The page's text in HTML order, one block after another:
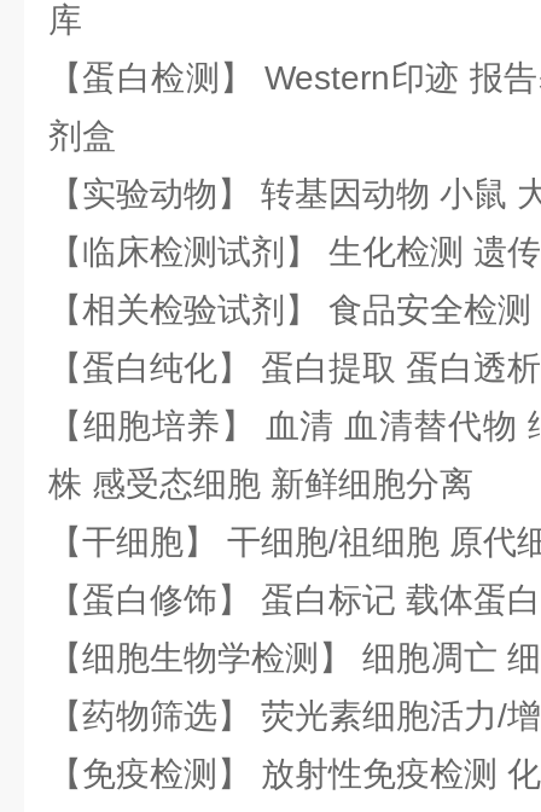
库
【蛋白检测】 Western印迹 报
剂盒
【实验动物】 转基因动物 小鼠
【临床检测试剂】 生化检测 遗
【相关检验试剂】 食品安全检
【蛋白纯化】 蛋白提取 蛋白透
【细胞培养】 血清 血清替代物
株 感受态细胞 新鲜细胞分离
【干细胞】 干细胞/祖细胞 原代
【蛋白修饰】 蛋白标记 载体蛋
【细胞生物学检测】 细胞凋亡
【药物筛选】 荧光素细胞活力/
【免疫检测】 放射性免疫检测